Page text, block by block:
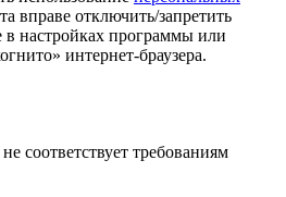
вправе отключить/запретить
в настройках программы или
интернет-браузера.
соответствует требованиям